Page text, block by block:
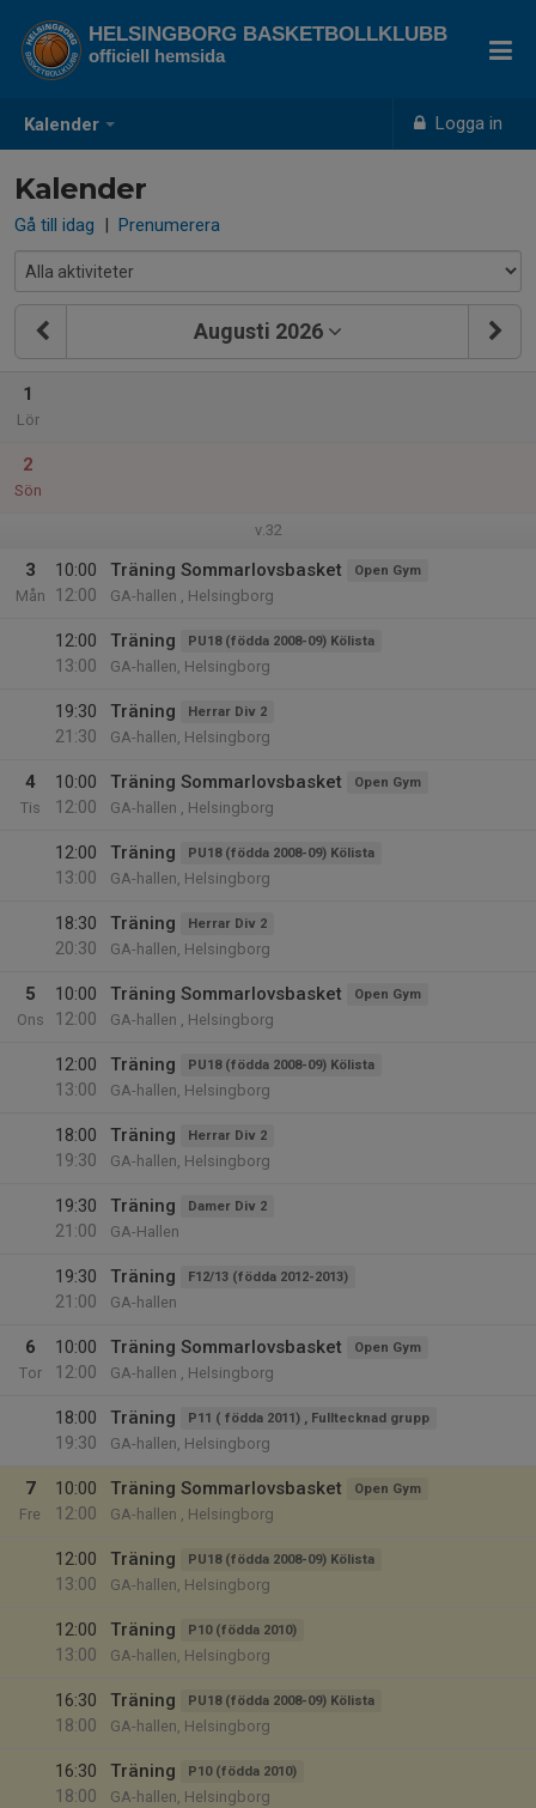
Kalender Logga in
HELSINGBORG BASKETBOLLKLUBB
officiell hemsida
Kalender
Gå till idag | Prenumerera
Augusti 2026
1
Lör
2
Sön
v.32
3
Mån
10:00
12:00
Träning Sommarlovsbasket Open Gym
GA-hallen , Helsingborg
12:00
13:00
Träning PU18 (födda 2008-09) Kölista
GA-hallen, Helsingborg
19:30
21:30
Träning Herrar Div 2
GA-hallen, Helsingborg
4
Tis
10:00
12:00
Träning Sommarlovsbasket Open Gym
GA-hallen , Helsingborg
12:00
13:00
Träning PU18 (födda 2008-09) Kölista
GA-hallen, Helsingborg
18:30
20:30
Träning Herrar Div 2
GA-hallen, Helsingborg
5
Ons
10:00
12:00
Träning Sommarlovsbasket Open Gym
GA-hallen , Helsingborg
12:00
13:00
Träning PU18 (födda 2008-09) Kölista
GA-hallen, Helsingborg
18:00
19:30
Träning Herrar Div 2
GA-hallen, Helsingborg
19:30
21:00
Träning Damer Div 2
GA-Hallen
19:30
21:00
Träning F12/13 (födda 2012-2013)
GA-hallen
6
Tor
10:00
12:00
Träning Sommarlovsbasket Open Gym
GA-hallen , Helsingborg
18:00
19:30
Träning P11 ( födda 2011) , Fulltecknad grupp
GA-hallen, Helsingborg
7
Fre
10:00
12:00
Träning Sommarlovsbasket Open Gym
GA-hallen , Helsingborg
12:00
13:00
Träning PU18 (födda 2008-09) Kölista
GA-hallen, Helsingborg
12:00
13:00
Träning P10 (födda 2010)
GA-hallen, Helsingborg
16:30
18:00
Träning PU18 (födda 2008-09) Kölista
GA-hallen, Helsingborg
16:30
18:00
Träning P10 (födda 2010)
GA-hallen, Helsingborg